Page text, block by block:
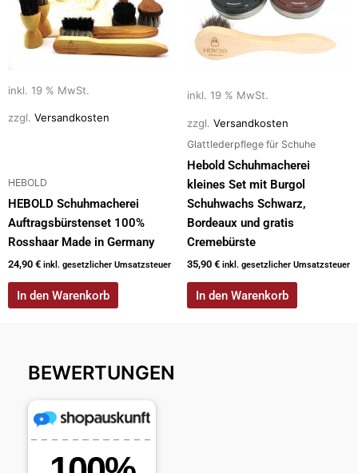
inkl. 19 % MwSt.
zzgl. Versandkosten
HEBOLD
HEBOLD Schuhmacherei
Auftragsbürstenset 100%
Rosshaar Made in Germany
24,90 € inkl. gesetzlicher Umsatzsteuer
In den Warenkorb
inkl. 19 % MwSt.
zzgl. Versandkosten
Glattlederpflege für Schuhe
Hebold Schuhmacherei
kleines Set mit Burgol
Schuhwachs Schwarz,
Bordeaux und gratis
Cremebürste
35,90 € inkl. gesetzlicher Umsatzsteuer
In den Warenkorb
BEWERTUNGEN